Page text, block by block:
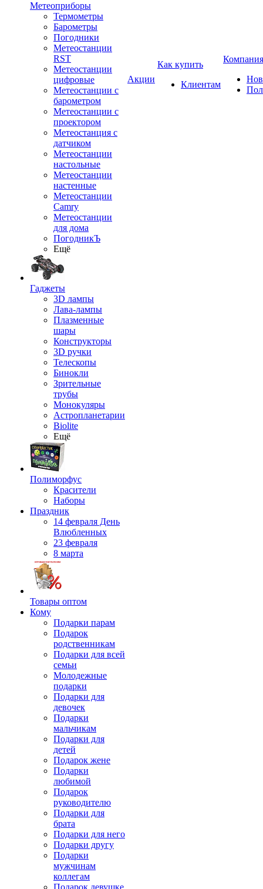
Метеоприборы
Термометры
Барометры
Погодники
Метеостанции
RST
Метеостанции
цифровые
Метеостанции с
барометром
Метеостанции с
проектором
Метеостанция с
датчиком
Метеостанции
настольные
Метеостанции
настенные
Метеостанции
Camry
Метеостанции
для дома
ПогодникЪ
Ещё
Гаджеты
3D лампы
Лава-лампы
Плазменные
шары
Конструкторы
3D ручки
Телескопы
Бинокли
Зрительные
трубы
Монокуляры
Астропланетарии
Biolite
Ещё
Полиморфус
Красители
Наборы
Праздник
14 февраля День
Влюбленных
23 февраля
8 марта
Товары оптом
Кому
Подарки парам
Подарок
родственникам
Подарки для всей
семьи
Молодежные
подарки
Подарки для
девочек
Подарки
мальчикам
Подарки для
детей
Подарок жене
Подарки
любимой
Подарок
руководителю
Подарки для
брата
Подарки для него
Подарки другу
Подарки
мужчинам
коллегам
Подарок девушке
Акции
Как купить
Клиентам
Компания